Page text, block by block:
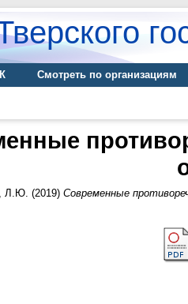
Смотреть по организациям
Л.Ю. (2019) Современные